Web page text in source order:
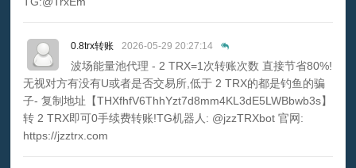
0.8trx转账 2026-05-29 20:27:14
波场能量池代理 - 2 TRX=1次转账次数 直接节省80%!
无视对方有没有U或者是否交易所,低于 2 TRX的都是钓鱼的骗
子- 复制地址【THXfhfV6ThhYzt7d8mm4KL3dE5LWBbwb3s】
转 2 TRX即可0手续费转账!TG机器人: @jzzTRXbot 官网:
https://jzztrx.com